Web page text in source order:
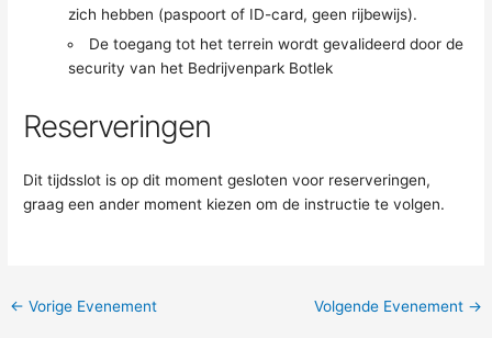
zich hebben (paspoort of ID-card, geen rijbewijs).
De toegang tot het terrein wordt gevalideerd door de
security van het Bedrijvenpark Botlek
Reserveringen
Dit tijdsslot is op dit moment gesloten voor reserveringen,
graag een ander moment kiezen om de instructie te volgen.
← Vorige Evenement Volgende Evenement →